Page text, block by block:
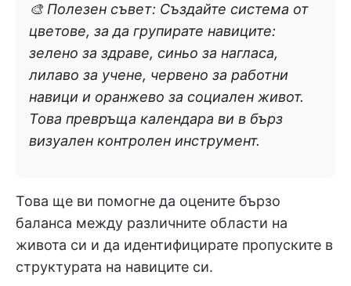
🎨 Полезен съвет: Създайте система от
цветове, за да групирате навиците:
зелено за здраве, синьо за нагласа,
лилаво за учене, червено за работни
навици и оранжево за социален живот.
Това превръща календара ви в бърз
визуален контролен инструмент.
Това ще ви помогне да оцените бързо
баланса между различните области на
живота си и да идентифицирате пропуските в
структурата на навиците си.